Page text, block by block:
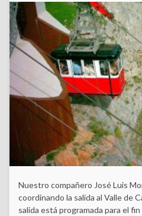
Nuestro compañero José Luis
coordinando la salida al Valle de
salida está programada para el